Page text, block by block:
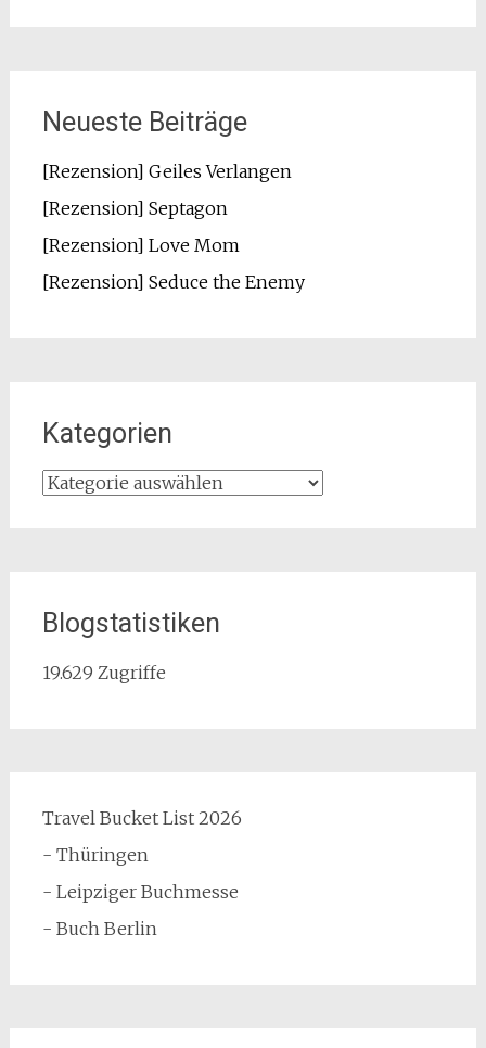
Neueste Beiträge
[Rezension] Geiles Verlangen
[Rezension] Septagon
[Rezension] Love Mom
[Rezension] Seduce the Enemy
Kategorien
Kategorien
Blogstatistiken
19.629 Zugriffe
Travel Bucket List 2026
- Thüringen
- Leipziger Buchmesse
- Buch Berlin